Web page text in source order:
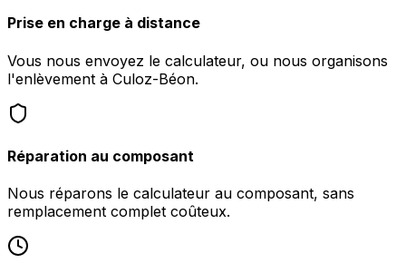
Prise en charge à distance
Vous nous envoyez le calculateur, ou nous organisons
l'enlèvement à Culoz-Béon.
Réparation au composant
Nous réparons le calculateur au composant, sans
remplacement complet coûteux.